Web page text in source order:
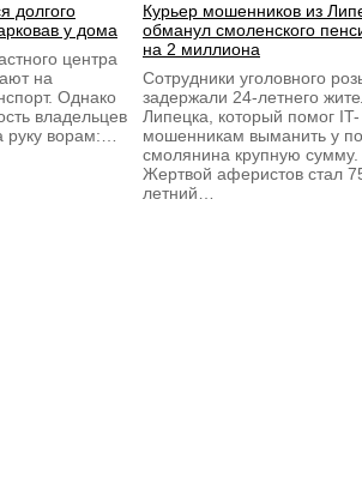
долгого
у дома
центра
на
Однако
владельцев
руку ворам:…
Курьер мошенников из
обманул смоленского
на 2 миллиона
Сотрудники уголовного
задержали 24-летнего
Липецка, который помог IT-
мошенникам выманить у
смолянина крупную сумму.
Жертвой аферистов стал
летний…